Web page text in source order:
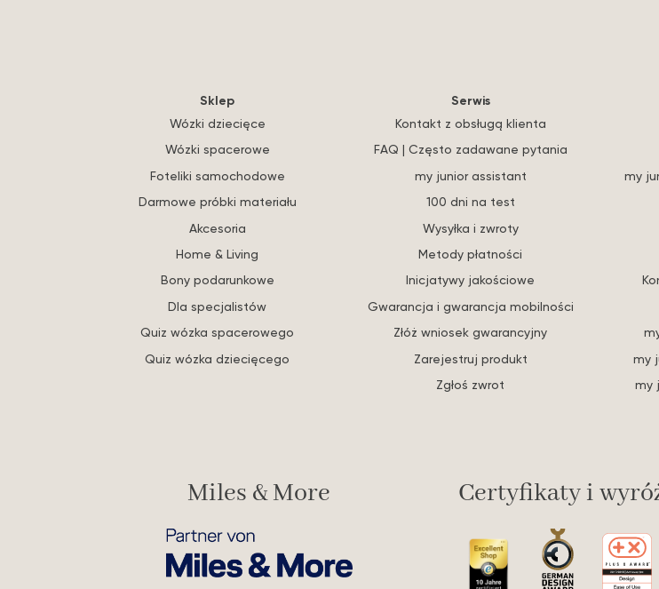
Sklep
Wózki dziecięce
Wózki spacerowe
Foteliki samochodowe
Darmowe próbki materiału
Akcesoria
Home & Living
Bony podarunkowe
Dla specjalistów
Quiz wózka spacerowego
Quiz wózka dziecięcego
Serwis
Kontakt z obsługą klienta
FAQ | Często zadawane pytania
my junior assistant
100 dni na test
Wysyłka i zwroty
Metody płatności
Inicjatywy jakościowe
Gwarancja i gwarancja mobilności
Złóż wniosek gwarancyjny
Zarejestruj produkt
Zgłoś zwrot
my
my
my
Miles & More Certyfikaty i